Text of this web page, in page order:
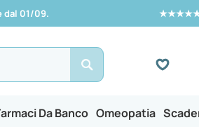
dal 01/09.
Search
Da Banco Omeopatia